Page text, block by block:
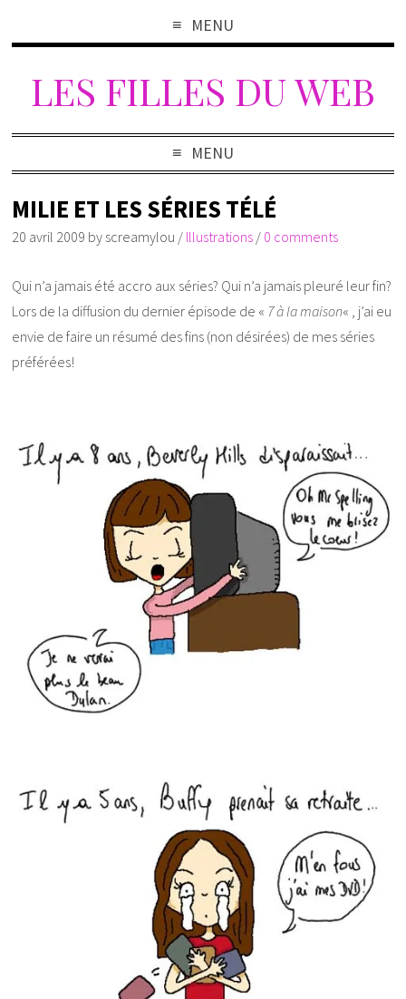
MENU
LES FILLES DU WEB
MENU
MILIE ET LES SÉRIES TÉLÉ
20 avril 2009 by screamylou / Illustrations / 0 comments
Qui n’a jamais été accro aux séries? Qui n’a jamais pleuré leur fin?
Lors de la diffusion du dernier épisode de « 7 à la maison« , j’ai eu
envie de faire un résumé des fins (non désirées) de mes séries
préférées!